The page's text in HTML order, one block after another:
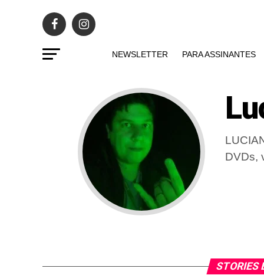
NEWSLETTER PARA ASSINANTES
DVDs,
STORIES